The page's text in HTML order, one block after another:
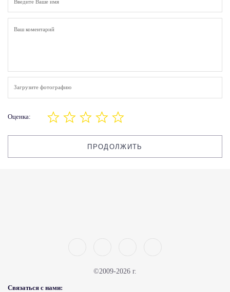
Загрузите фотографию
Оценка:
ПРОДОЛЖИТЬ
©2009-2026 г.
Связаться с нами: